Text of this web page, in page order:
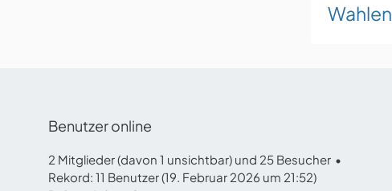
Wahlen
Benutzer online
2 Mitglieder (davon 1 unsichtbar) und 25 Besucher
Rekord: 11 Benutzer (19. Februar 2026 um 21:52)